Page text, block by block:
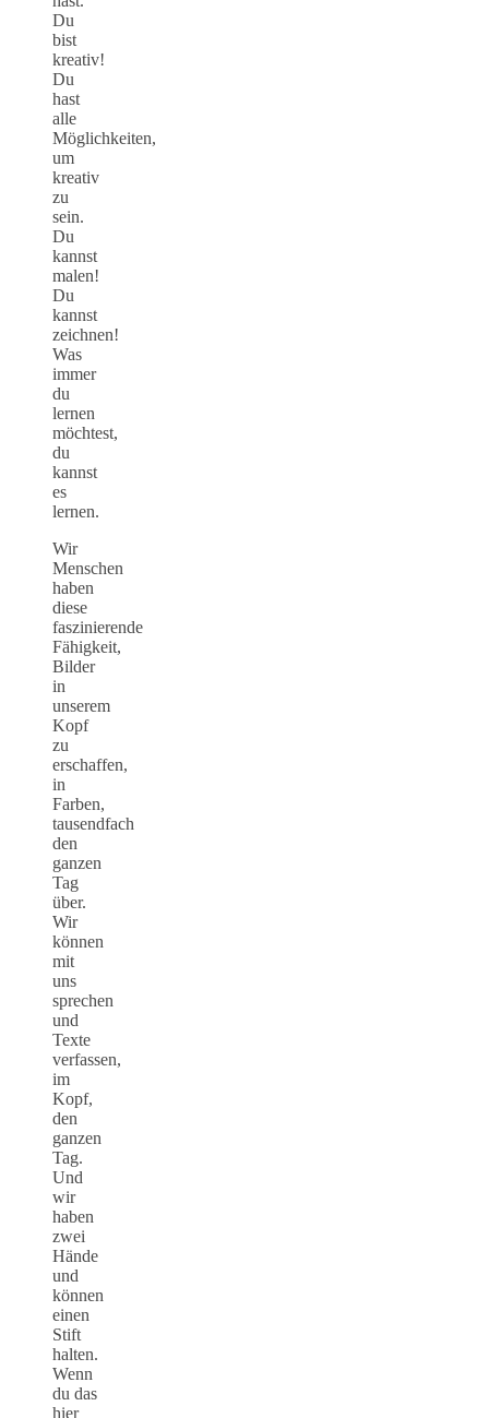
Du
bist
kreativ!
Du
hast
alle
Möglichkeiten,
um
kreativ
zu
sein.
Du
kannst
malen!
Du
kannst
zeichnen!
Was
immer
du
lernen
möchtest,
du
kannst
es
lernen.
Wir
Menschen
haben
diese
faszinierende
Fähigkeit,
Bilder
in
unserem
Kopf
zu
erschaffen,
in
Farben,
tausendfach
den
ganzen
Tag
über.
Wir
können
mit
uns
sprechen
und
Texte
verfassen,
im
Kopf,
den
ganzen
Tag.
Und
wir
haben
zwei
Hände
und
können
einen
Stift
halten.
Wenn
du das
hier